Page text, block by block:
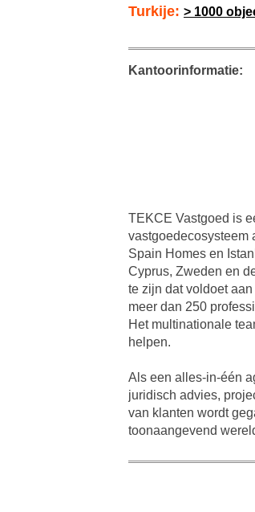
Turkije: > 1000
Kantoorinformatie:
TEKCE Vastgoed is
vastgoedecosysteem
Spain Homes en
Cyprus, Zweden en
te zijn dat voldoet
meer dan 250
Het multinationale
helpen.
Als een alles-in-één
juridisch advies,
van klanten wordt
toonaangevend